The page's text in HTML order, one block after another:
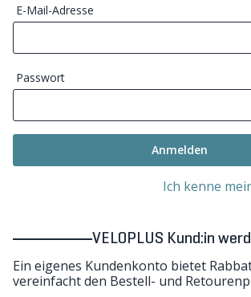
E-Mail-Adresse
Passwort
Anmelden
Ich kenne
VELOPLUS Kund:in
Ein eigenes Kundenkonto bietet
vereinfacht den Bestell- und